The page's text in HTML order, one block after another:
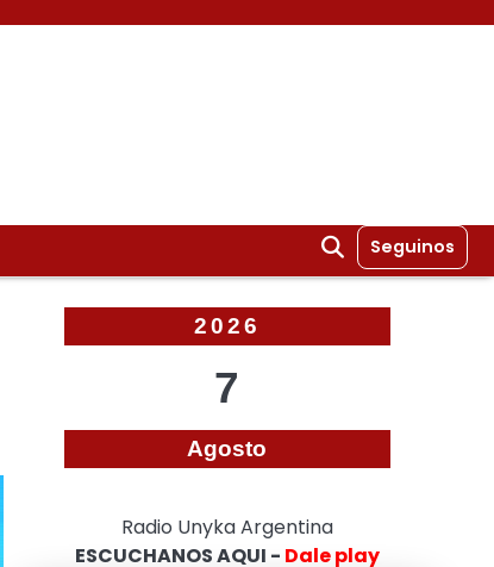
Seguinos
2026
7
Agosto
Radio Unyka Argentina
ESCUCHANOS AQUI - Dale play